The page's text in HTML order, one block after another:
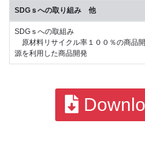
SDGｓへの取り組み 他
SDGｓへの取組み
原材料リサイクル率１００％の商品
源を利用した商品開発